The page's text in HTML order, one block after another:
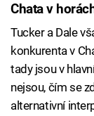
Chata v
Tucker a Dale
konkurenta v
tady jsou v
nejsou, čím se
alternativní